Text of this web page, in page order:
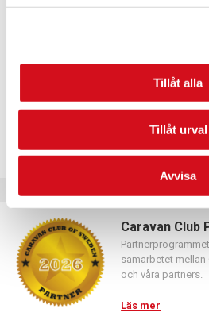
Tillåt alla
Tillåt urval
Avvisa
Logga in med hjälp av formuläret
Caravan Club
samarbetet mellan
och våra partners.
Läs mer